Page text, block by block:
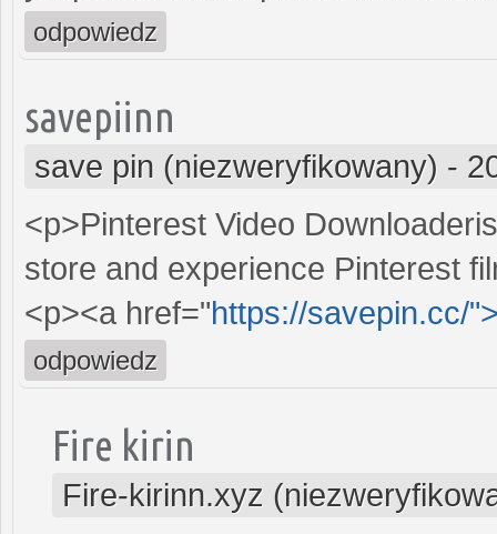
odpowiedz
savepiinn
save pin (niezweryfikowany) -
<p>Pinterest Video
store and experience Pinterest
<p><a href="https://savepin.cc/
odpowiedz
Fire kirin
Fire-kirinn.xyz